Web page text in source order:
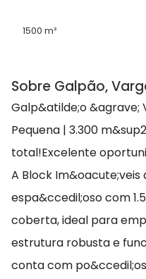
1500 m²
Sobre Galpão,
Galp&atilde;o &agrave;
Pequena | 3.300
total!Excelente
A Block
espa&ccedil;oso com
coberta, ideal para
estrutura robusta e
conta com